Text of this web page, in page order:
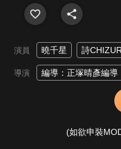
演員 曉千星 詩
導演 編導：正塚晴彥編導
(如欲申裝